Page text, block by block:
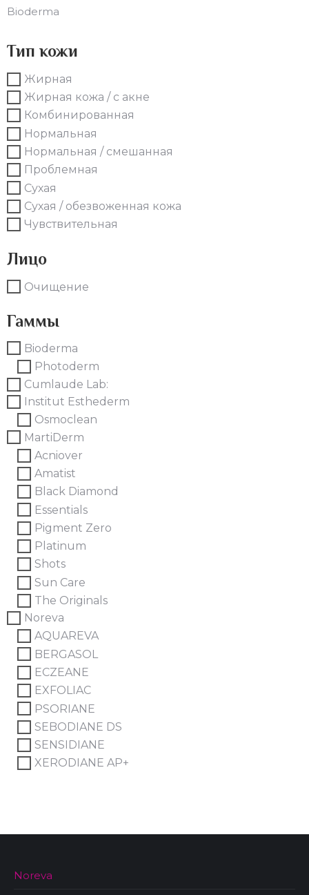
Bioderma
Тип кожи
Жирная
Жирная кожа / с акне
Комбинированная
Нормальная
Нормальная / смешанная
Проблемная
Сухая
Сухая / обезвоженная кожа
Чувствительная
Лицо
Очищение
Гаммы
Bioderma
Photoderm
Cumlaude Lab:
Institut Esthederm
Osmoclean
MartiDerm
Acniover
Amatist
Black Diamond
Essentials
Pigment Zero
Platinum
Shots
Sun Care
The Originals
Noreva
AQUAREVA
BERGASOL
ECZEANE
EXFOLIAC
PSORIANE
SEBODIANE DS
SENSIDIANE
XERODIANE AP+
Noreva